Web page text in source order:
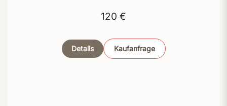
120 €
Details Kaufanfrage